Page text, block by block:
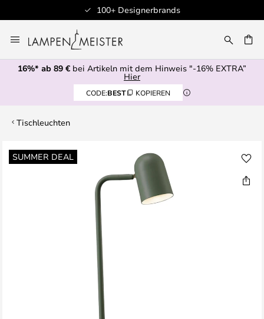
100+ Designerbrands
Inhalt
springen
16%* ab 89 € bei Artikeln mit dem Hinweis "-16% EXTRA”
Hier
CODE:BEST KOPIEREN
Tischleuchten
SUMMER DEAL
Zum
Ende